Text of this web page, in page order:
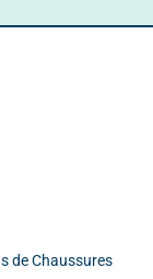
de Chaussures